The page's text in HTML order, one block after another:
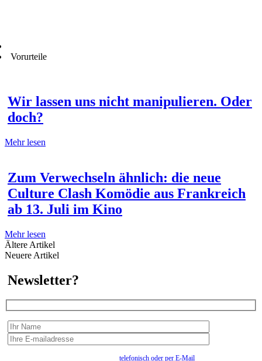
Vorurteile
Wir lassen uns nicht manipulieren. Oder
doch?
Mehr lesen
Zum Verwechseln ähnlich: die neue
Culture Clash Komödie aus Frankreich
ab 13. Juli im Kino
Mehr lesen
Ältere Artikel
Neuere Artikel
Newsletter?
telefonisch oder per E-Mail